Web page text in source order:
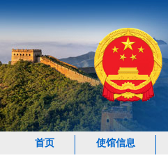
首页 使馆信息